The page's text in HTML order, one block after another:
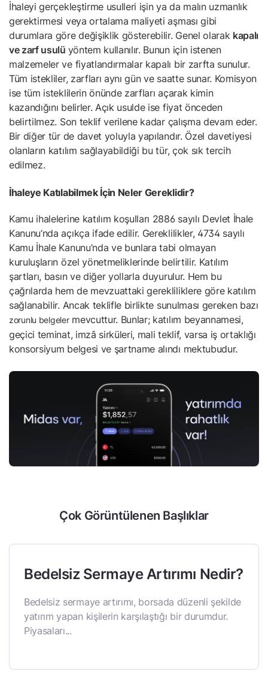
İhaleyi gerçekleştirme usulleri işin ya da malın uzmanlık
gerektirmesi veya ortalama maliyeti aşması gibi
durumlara göre değişiklik gösterebilir. Genel olarak kapalı
ve zarf usulü yöntem kullanılır. Bunun için istenen
malzemeler ve fiyatlandırmalar kapalı bir zarfta sunulur.
Tüm istekliler, zarfları aynı gün ve saatte sunar. Komisyon
ise tüm isteklilerin önünde zarfları açarak kimin
kazandığını belirler. Açık usulde ise fiyat önceden
belirtilmez. Son teklif verilene kadar çalışma devam eder.
Bir diğer tür de davet yoluyla yapılandır. Özel davetiyesi
olanların katılım sağlayabildiği bu tür, çok sık tercih
edilmez.
İhaleye Katılabilmek İçin Neler Gereklidir?
Kamu ihalelerine katılım koşulları 2886 sayılı Devlet İhale
Kanunu’nda açıkça ifade edilir. Gereklilikler, 4734 sayılı
Kamu İhale Kanunu’nda ve bunlara tabi olmayan
kuruluşların özel yönetmeliklerinde belirtilir. Katılım
şartları, basın ve diğer yollarla duyurulur. Hem bu
çağrılarda hem de mevzuattaki gerekliliklere göre katılım
sağlanabilir. Ancak teklifle birlikte sunulması gereken bazı
zorunlu belgelermevcuttur. Bunlar; katılım beyannamesi,
geçici teminat, imzâ sirküleri, mali teklif, varsa iş ortaklığı
konsorsiyum belgesi ve şartname alındı mektubudur.
Çok Görüntülenen Başlıklar
Bedelsiz Sermaye Artırımı Nedir?
Bedelsiz sermaye artırımı, borsada düzenli şekilde
yatırım yapan kişilerin karşılaştığı bir durumdur.
Piyasaları...